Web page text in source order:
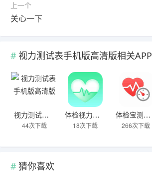
上一个
关心一下
视力测试表手机版高清版相关APP
视力测试表手机版高清版
44次下载
体检视力测试
18次下载
体检宝测血压视力心率
266次下载
猜你喜欢